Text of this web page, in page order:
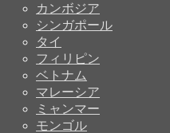
カンボジア
シンガポール
タイ
フィリピン
ベトナム
マレーシア
ミャンマー
モンゴル